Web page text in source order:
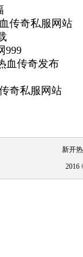
传奇私服网站
999
血传奇发布
奇私服网站
新开
2016